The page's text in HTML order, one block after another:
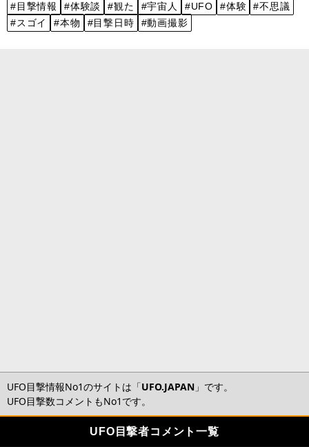
#目撃情報 #体験談 #観た #宇宙人 #UFO #体験
#不思議
#スゴイ
#本物 #目撃日時 #動画撮影
UFO目撃情報No1のサイトは「UFO.JAPAN 」です。
UFO目撃数コメントもNo1です。
UFO目撃者コメント一覧